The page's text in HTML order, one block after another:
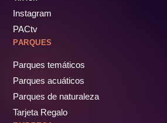
Instagram
PACtv
PARQUES
Parques temáticos
Parques acuáticos
Parques de naturaleza
Tarjeta Regalo